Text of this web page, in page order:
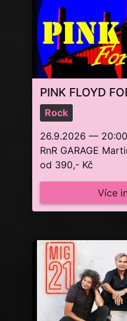
PINK FLOYD
Rock
26.9.2026 — 20:00
RnR GARAGE
od 390,- Kč
Více